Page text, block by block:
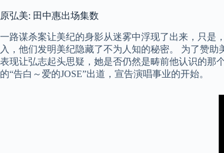
原弘美: 田中惠出场集数
一路谋杀案让美纪的身影从迷雾中浮现了出来，只是
入，他们发明美纪隐藏了不为人知的秘密。 为了赞
表现让弘志起头思疑，她是否仍然是畴前他认识的那
的“告白～爱的JOSE”出道，宣告演唱事业的开始。